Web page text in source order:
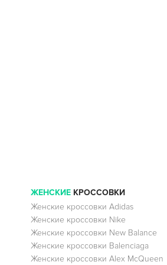
ЖЕНСКИЕКРОССОВКИ
Женские кроссовки Adidas
Женские кроссовки Nike
Женские кроссовки New Balance
Женские кроссовки Balenciaga
Женские кроссовки Alex McQueen